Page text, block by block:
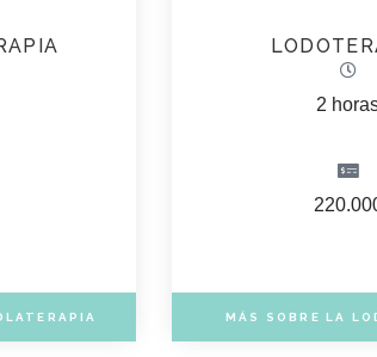
2
MÁS SOBRE LA